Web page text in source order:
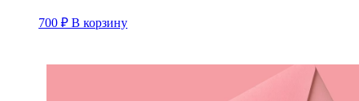
700 ₽ В корзину